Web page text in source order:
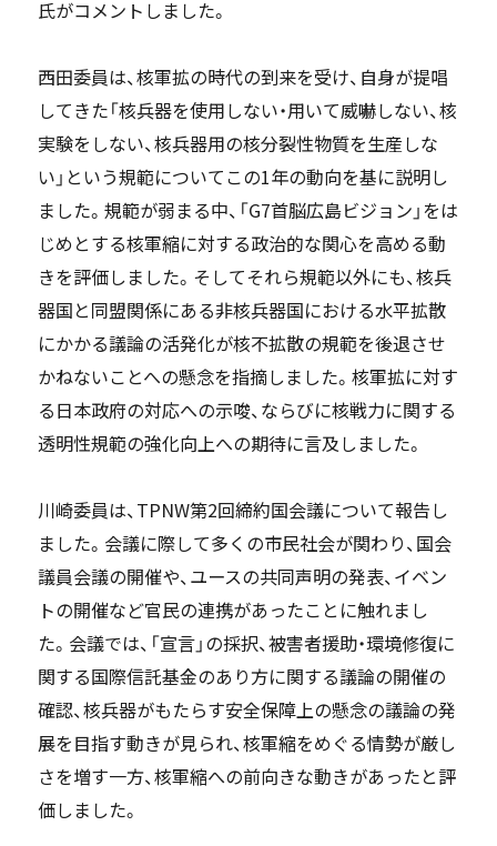
氏がコメントしました。
西田委員は、核軍拡の時代の到来を受け、自身が提唱
してきた「核兵器を使用しない・用いて威嚇しない、核
実験をしない、核兵器用の核分裂性物質を生産しな
い」という規範についてこの1年の動向を基に説明し
ました。規範が弱まる中、「G7首脳広島ビジョン」をは
じめとする核軍縮に対する政治的な関心を高める動
きを評価しました。そしてそれら規範以外にも、核兵
器国と同盟関係にある非核兵器国における水平拡散
にかかる議論の活発化が核不拡散の規範を後退させ
かねないことへの懸念を指摘しました。核軍拡に対す
る日本政府の対応への示唆、ならびに核戦力に関する
透明性規範の強化向上への期待に言及しました。
川崎委員は、TPNW第2回締約国会議について報告し
ました。会議に際して多くの市民社会が関わり、国会
議員会議の開催や、ユースの共同声明の発表、イベン
トの開催など官民の連携があったことに触れまし
た。会議では、「宣言」の採択、被害者援助・環境修復に
関する国際信託基金のあり方に関する議論の開催の
確認、核兵器がもたらす安全保障上の懸念の議論の発
展を目指す動きが見られ、核軍縮をめぐる情勢が厳し
さを増す一方、核軍縮への前向きな動きがあったと評
価しました。